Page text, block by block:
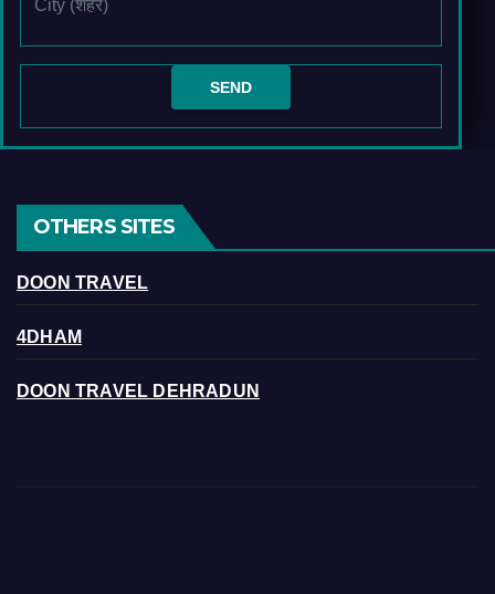
OTHERS SITES
DOON TRAVEL
4DHAM
DOON TRAVEL DEHRADUN